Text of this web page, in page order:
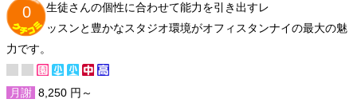
0
生徒さんの個性に合わせて能力を引き出すレ
ッスンと豊かなスタジオ環境がオフィスタンナイの最大の魅
力です。
月謝 8,250 円～